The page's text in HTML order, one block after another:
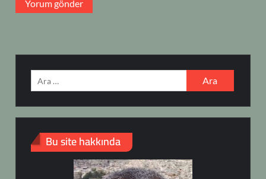
Arama:
Bu site hakkında